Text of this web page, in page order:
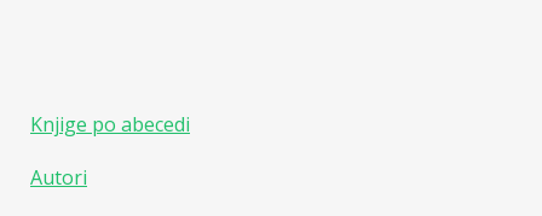
Knjige po abecedi
Autori